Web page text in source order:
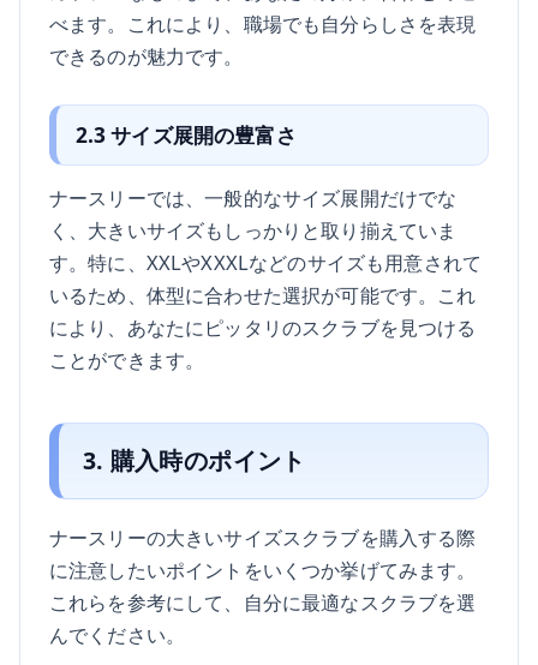
べます。これにより、職場でも自分らしさを表現
できるのが魅力です。
2.3 サイズ展開の豊富さ
ナースリーでは、一般的なサイズ展開だけでな
く、大きいサイズもしっかりと取り揃えていま
す。特に、XXLやXXXLなどのサイズも用意されて
いるため、体型に合わせた選択が可能です。これ
により、あなたにピッタリのスクラブを見つける
ことができます。
3. 購入時のポイント
ナースリーの大きいサイズスクラブを購入する際
に注意したいポイントをいくつか挙げてみます。
これらを参考にして、自分に最適なスクラブを選
んでください。